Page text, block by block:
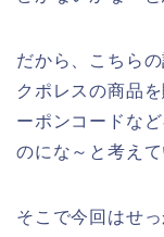
だから、こちら
クポレスの商品
ーポンコードな
のにな～と考え
そこで今回はせ